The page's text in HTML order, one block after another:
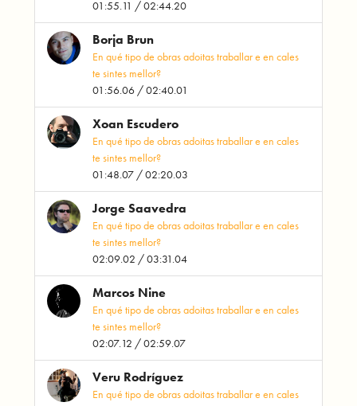
01:55.11 / 02:44.20
Borja Brun
En qué tipo de obras adoitas traballar e en cales
te sintes mellor?
01:56.06 / 02:40.01
Xoan Escudero
En qué tipo de obras adoitas traballar e en cales
te sintes mellor?
01:48.07 / 02:20.03
Jorge Saavedra
En qué tipo de obras adoitas traballar e en cales
te sintes mellor?
02:09.02 / 03:31.04
Marcos Nine
En qué tipo de obras adoitas traballar e en cales
te sintes mellor?
02:07.12 / 02:59.07
Veru Rodríguez
En qué tipo de obras adoitas traballar e en cales